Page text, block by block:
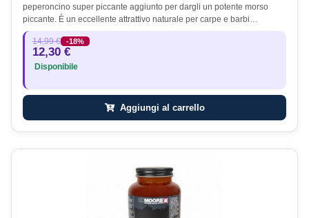
peperoncino super piccante aggiunto per dargli un potente morso
piccante. È un eccellente attrattivo naturale per carpe e barbi…
14,99 € -18%
12,30 €
Disponibile
Aggiungi al carrello